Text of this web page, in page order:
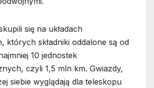
się na układach
których składniki oddalone są od
10 jednostek
czyli 1,5 mln km. Gwiazdy,
siebie wyglądają dla teleskopu